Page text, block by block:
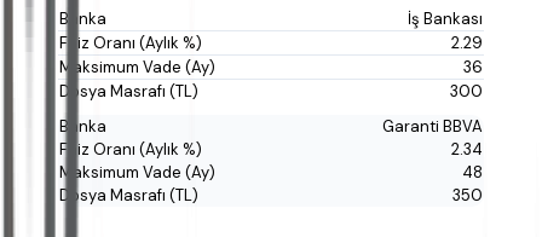
İş Bankası
2.29
36
300
Garanti BBVA
2.34
48
350